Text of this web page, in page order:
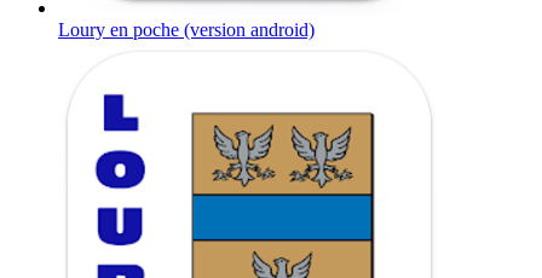
Loury en poche (version android)